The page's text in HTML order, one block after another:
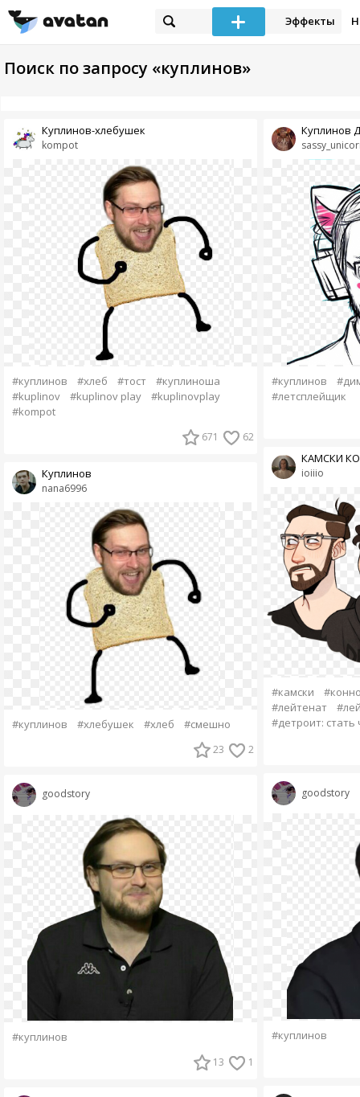
Эффекты
Поиск по запросу «куплинов»
kompot
Куплинов-хлебушек
#куплинов #хлеб #тост
#куплиноша
#kuplinov
#kuplinov play
#kuplinovplay
#kompot
671 62
nana6996
Куплинов
#куплинов #хлебушек #хлеб #смешно
23 2
goodstory
#куплинов
13 1
Куплинов
#куплинов
#летсплейщик
ioiiio
КАМСКИ
#камски
#лейтенат
#детроит:
goodstory
#куплинов